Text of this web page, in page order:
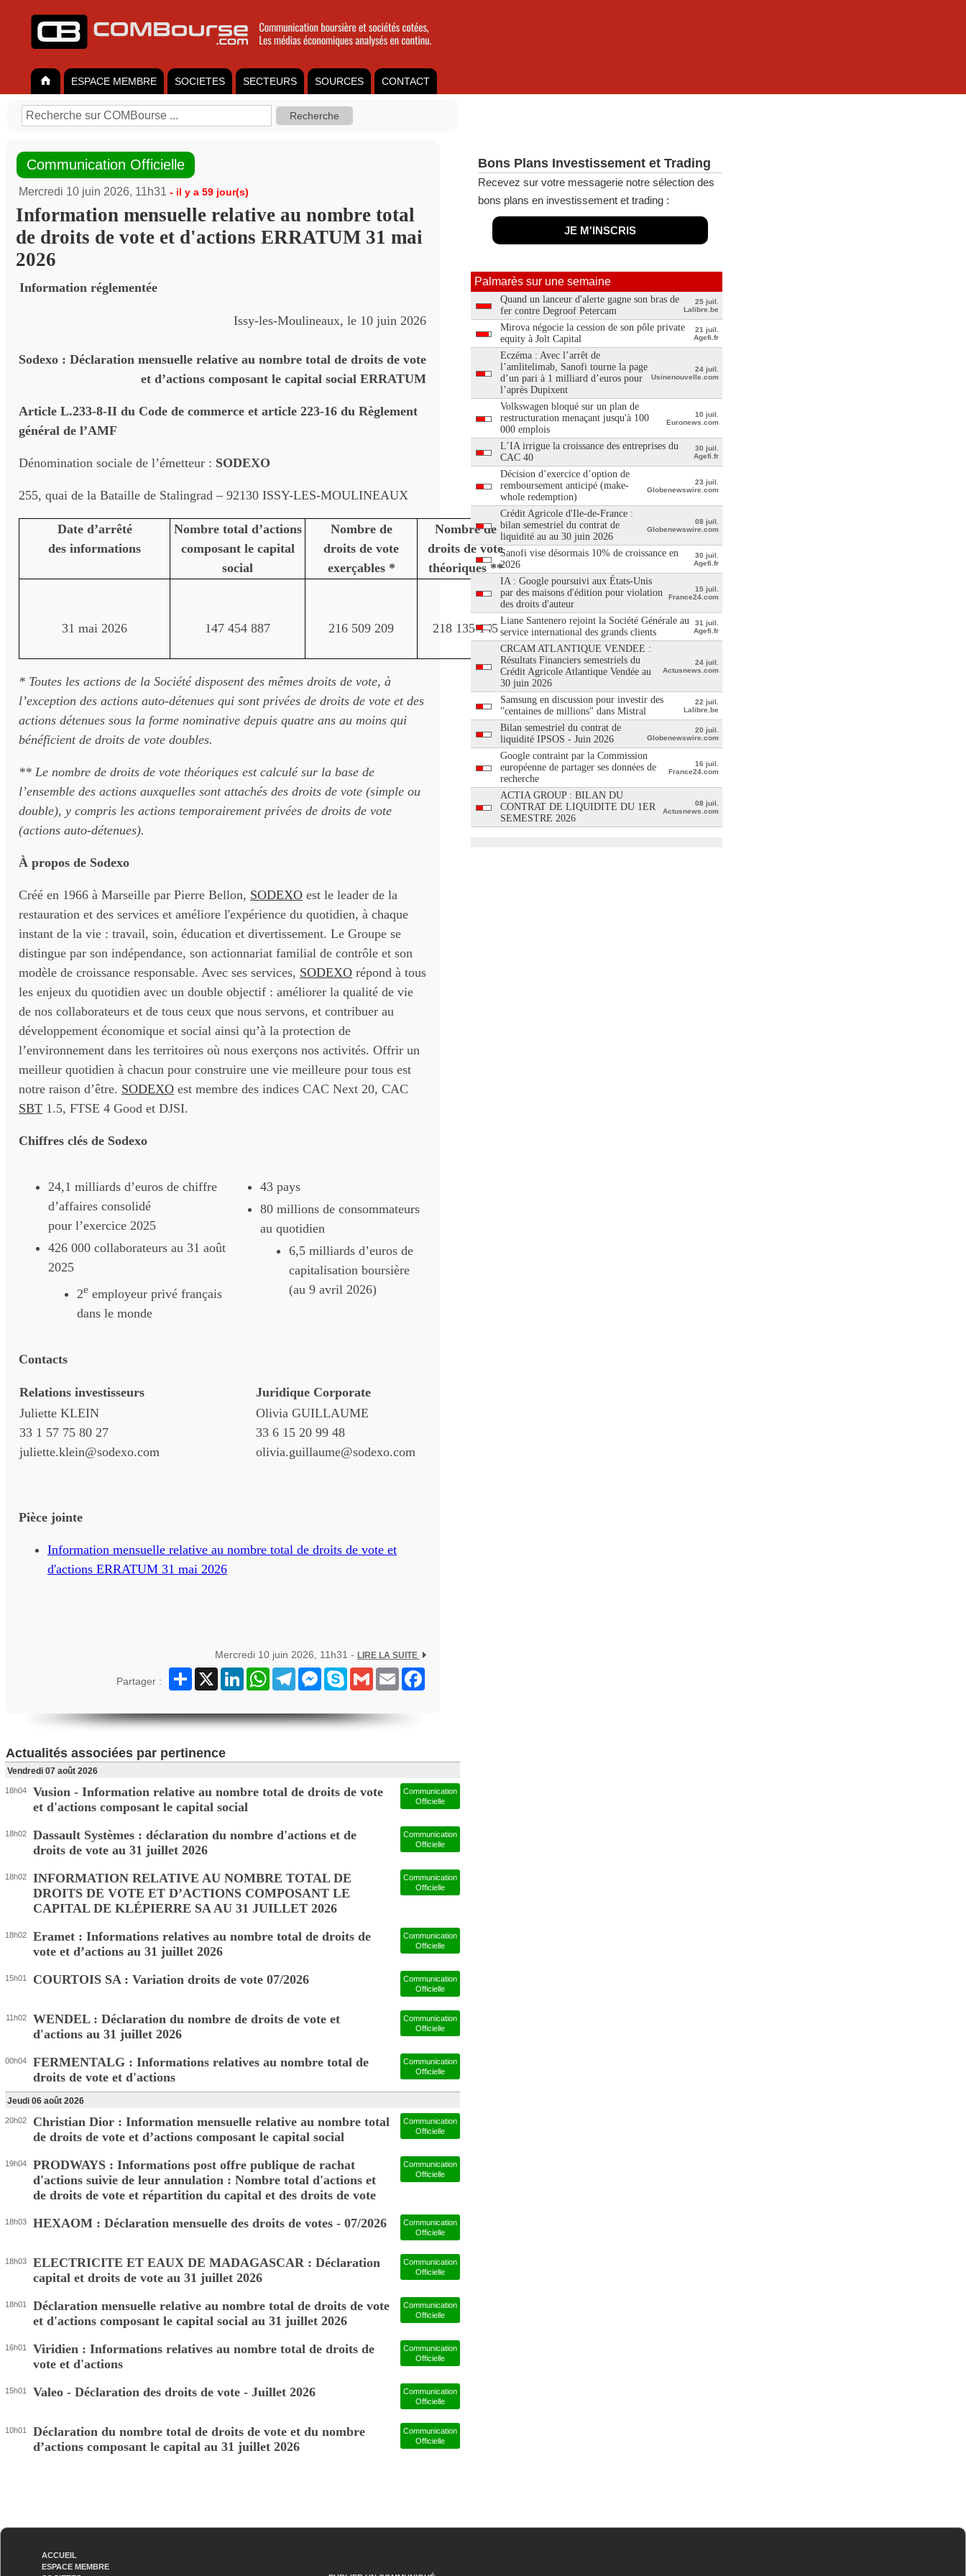
ESPACE MEMBRE SOCIETES SECTEURS SOURCES CONTACT
Communication Officielle
Mercredi 10 juin 2026, 11h31 - il y a 59 jour(s)
Information mensuelle relative au nombre total
de droits de vote et d'actions ERRATUM 31 mai
2026
Information réglementée
Issy-les-Moulineaux, le 10 juin 2026
Sodexo : Déclaration mensuelle relative au nombre total de droits de vote
et d’actions composant le capital social ERRATUM
Article L.233-8-II du Code de commerce et article 223-16 du Règlement
général de l’AMF
Dénomination sociale de l’émetteur : SODEXO
255, quai de la Bataille de Stalingrad – 92130 ISSY-LES-MOULINEAUX
Date d’arrêté
des informations
Nombre total d’actions
composant le capital
social
Nombre de
droits de vote
exerçables *
Nombre de
droits de vote
théoriques **
31 mai 2026 147 454 887 216 509 209 218 135 145
* Toutes les actions de la Société disposent des mêmes droits de vote, à
l’exception des actions auto-détenues qui sont privées de droits de vote et des
actions détenues sous la forme nominative depuis quatre ans au moins qui
bénéficient de droits de vote doubles.
** Le nombre de droits de vote théoriques est calculé sur la base de
l’ensemble des actions auxquelles sont attachés des droits de vote (simple ou
double), y compris les actions temporairement privées de droits de vote
(actions auto-détenues).
À propos de Sodexo
Créé en 1966 à Marseille par Pierre Bellon, SODEXO est le leader de la
restauration et des services et améliore l'expérience du quotidien, à chaque
instant de la vie : travail, soin, éducation et divertissement. Le Groupe se
distingue par son indépendance, son actionnariat familial de contrôle et son
modèle de croissance responsable. Avec ses services, SODEXO répond à tous
les enjeux du quotidien avec un double objectif : améliorer la qualité de vie
de nos collaborateurs et de tous ceux que nous servons, et contribuer au
développement économique et social ainsi qu’à la protection de
l’environnement dans les territoires où nous exerçons nos activités. Offrir un
meilleur quotidien à chacun pour construire une vie meilleure pour tous est
notre raison d’être. SODEXO est membre des indices CAC Next 20, CAC
SBT 1.5, FTSE 4 Good et DJSI.
Chiffres clés de Sodexo
24,1 milliards d’euros de chiffre
d’affaires consolidé
pour l’exercice 2025
426 000 collaborateurs au 31 août
2025
2e employeur privé français
dans le monde
43 pays
80 millions de consommateurs
au quotidien
6,5 milliards d’euros de
capitalisation boursière
(au 9 avril 2026)
Contacts
Relations investisseurs
Juridique Corporate
Juliette KLEIN
33 1 57 75 80 27
juliette.klein@sodexo.com
Olivia GUILLAUME
33 6 15 20 99 48
olivia.guillaume@sodexo.com
Pièce jointe
Information mensuelle relative au nombre total de droits de vote et
d'actions ERRATUM 31 mai 2026
Mercredi 10 juin 2026, 11h31 - LIRE LA SUITE
Partager :
Partager
X LinkedInWhatsAppTelegramMessenger
Skype Gmail Email
Actualités associées par pertinence
Vendredi 07 août 2026
18h04
Vusion - Information relative au nombre total de droits de vote
et d'actions composant le capital social
Communication
Officielle
18h02
Dassault Systèmes : déclaration du nombre d'actions et de
droits de vote au 31 juillet 2026
Communication
Officielle
18h02
INFORMATION RELATIVE AU NOMBRE TOTAL DE
DROITS DE VOTE ET D’ACTIONS COMPOSANT LE
CAPITAL DE KLÉPIERRE SA AU 31 JUILLET 2026
Communication
Officielle
18h02
Eramet : Informations relatives au nombre total de droits de
vote et d’actions au 31 juillet 2026
Communication
Officielle
15h01 COURTOIS SA : Variation droits de vote 07/2026
Communication
Officielle
11h02
WENDEL : Déclaration du nombre de droits de vote et
d'actions au 31 juillet 2026
Communication
Officielle
00h04
FERMENTALG : Informations relatives au nombre total de
droits de vote et d'actions
Communication
Officielle
Jeudi 06 août 2026
20h02
Christian Dior : Information mensuelle relative au nombre total
de droits de vote et d’actions composant le capital social
Communication
Officielle
19h04
PRODWAYS : Informations post offre publique de rachat
d'actions suivie de leur annulation : Nombre total d'actions et
de droits de vote et répartition du capital et des droits de vote
Communication
Officielle
18h03 HEXAOM : Déclaration mensuelle des droits de votes - 07/2026
Communication
Officielle
18h03
ELECTRICITE ET EAUX DE MADAGASCAR : Déclaration
capital et droits de vote au 31 juillet 2026
Communication
Officielle
18h01
Déclaration mensuelle relative au nombre total de droits de vote
et d'actions composant le capital social au 31 juillet 2026
Communication
Officielle
16h01
Viridien : Informations relatives au nombre total de droits de
vote et d'actions
Communication
Officielle
15h01 Valeo - Déclaration des droits de vote - Juillet 2026
Communication
Officielle
10h01
Déclaration du nombre total de droits de vote et du nombre
d’actions composant le capital au 31 juillet 2026
Communication
Officielle
Bons Plans Investissement et Trading
Recevez sur votre messagerie notre sélection des
bons plans en investissement et trading :
JE M'INSCRIS
Palmarès sur une semaine
Quand un lanceur d'alerte gagne son bras de
fer contre Degroof Petercam
25 juil.
Lalibre.be
Mirova négocie la cession de son pôle private
equity à Jolt Capital
21 juil.
Agefi.fr
Eczéma : Avec l’arrêt de
l’amlitelimab, Sanofi tourne la page
d’un pari à 1 milliard d’euros pour
l’après Dupixent
24 juil.
Usinenouvelle.com
Volkswagen bloqué sur un plan de
restructuration menaçant jusqu'à 100
000 emplois
10 juil.
Euronews.com
L’IA irrigue la croissance des entreprises du
CAC 40
30 juil.
Agefi.fr
Décision d’exercice d’option de
remboursement anticipé (make-
whole redemption)
23 juil.
Globenewswire.com
Crédit Agricole d'Ile-de-France :
bilan semestriel du contrat de
liquidité au au 30 juin 2026
08 juil.
Globenewswire.com
Sanofi vise désormais 10% de croissance en
2026
30 juil.
Agefi.fr
IA : Google poursuivi aux États-Unis
par des maisons d'édition pour violation
des droits d'auteur
15 juil.
France24.com
Liane Santenero rejoint la Société Générale au
service international des grands clients
31 juil.
Agefi.fr
CRCAM ATLANTIQUE VENDEE :
Résultats Financiers semestriels du
Crédit Agricole Atlantique Vendée au
30 juin 2026
24 juil.
Actusnews.com
Samsung en discussion pour investir des
"centaines de millions" dans Mistral
22 juil.
Lalibre.be
Bilan semestriel du contrat de
liquidité IPSOS - Juin 2026
20 juil.
Globenewswire.com
Google contraint par la Commission
européenne de partager ses données de
recherche
16 juil.
France24.com
ACTIA GROUP : BILAN DU
CONTRAT DE LIQUIDITE DU 1ER
SEMESTRE 2026
08 juil.
Actusnews.com
ACCUEIL
ESPACE MEMBRE